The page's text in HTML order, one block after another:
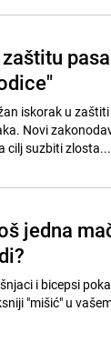
iskorak u
Novi
cilj suzbiti zlosta...
jedna
i bicepsi
"mišić" u